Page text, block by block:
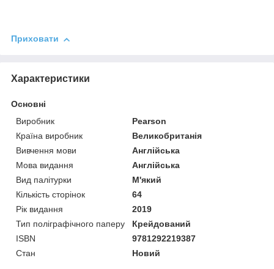
Приховати
Характеристики
Основні
Виробник
Pearson
Країна виробник
Великобританія
Вивчення мови
Англійська
Мова видання
Англійська
Вид палітурки
М'який
Кількість сторінок
64
Рік видання
2019
Тип поліграфічного паперу
Крейдований
ISBN
9781292219387
Стан
Новий